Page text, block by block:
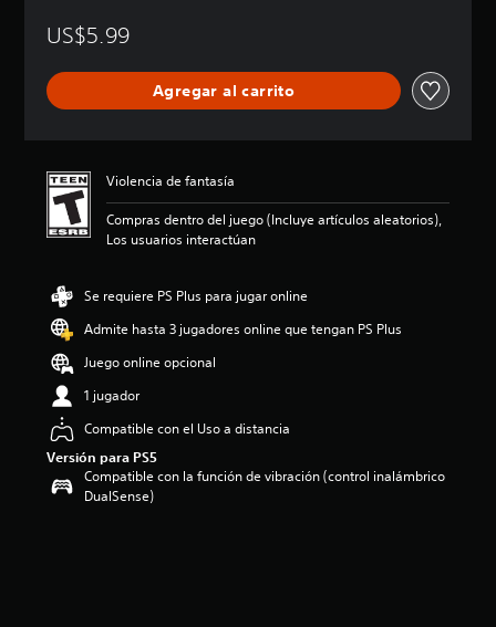
c
i
a
c
o
s
US$5.99
Agregar al carrito
Violencia de fantasía
Compras dentro del juego (Incluye artículos aleatorios),
Los usuarios interactúan
Se requiere PS Plus para jugar online
Admite hasta 3 jugadores online que tengan PS Plus
Juego online opcional
1 jugador
Compatible con el Uso a distancia
Versión para PS5
Compatible con la función de vibración (control inalámbrico
DualSense)